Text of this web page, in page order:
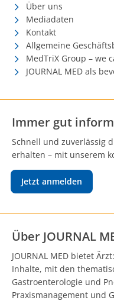
Über uns
Mediadaten
Kontakt
Allgemeine
MedTriX Group – we
JOURNAL MED als
Immer gut
Schnell und zuverlässig
erhalten – mit unserem
Jetzt anmelden
Über JOURNAL
JOURNAL MED bietet
Inhalte, mit den
Gastroenterologie und
Praxismanagement und